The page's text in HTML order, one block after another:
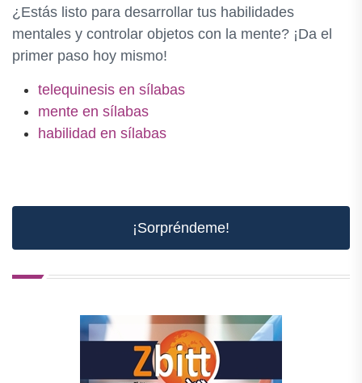
¿Estás listo para desarrollar tus habilidades
mentales y controlar objetos con la mente? ¡Da el
primer paso hoy mismo!
telequinesis en sílabas
mente en sílabas
habilidad en sílabas
¡Sorpréndeme!